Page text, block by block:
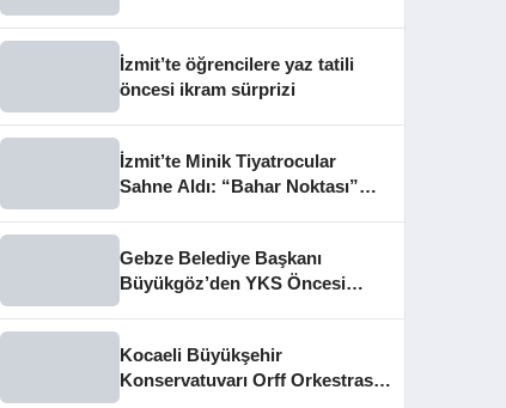
İzmit’te öğrencilere yaz tatili
öncesi ikram sürprizi
İzmit’te Minik Tiyatrocular
Sahne Aldı: “Bahar Noktası”
Gebze Belediye Başkanı
Büyükgöz’den YKS Öncesi
Kocaeli Büyükşehir
Konservatuvarı Orff Orkestrası